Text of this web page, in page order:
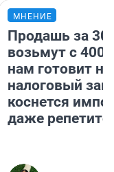
МНЕНИЕ
Продашь за
возьмут с
нам готовит
налоговый
коснется
даже